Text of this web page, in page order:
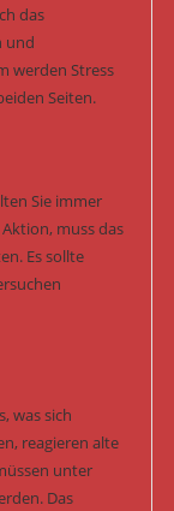
das
und
werden Stress
Seiten.
Sie immer
muss das
Es sollte
was sich
reagieren alte
unter
Das